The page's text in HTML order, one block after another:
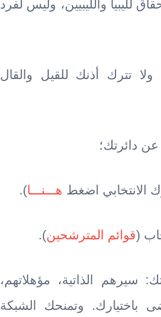
لليبيا والليبيين، وليس لفرد
تترك أذنك للقيل والقال
عن دائرتك؛
هـــنـــا).
قوائم المترشحين).
الذاتية، مؤهلاتهم،
باختيارك. وتمنحك الشبكة